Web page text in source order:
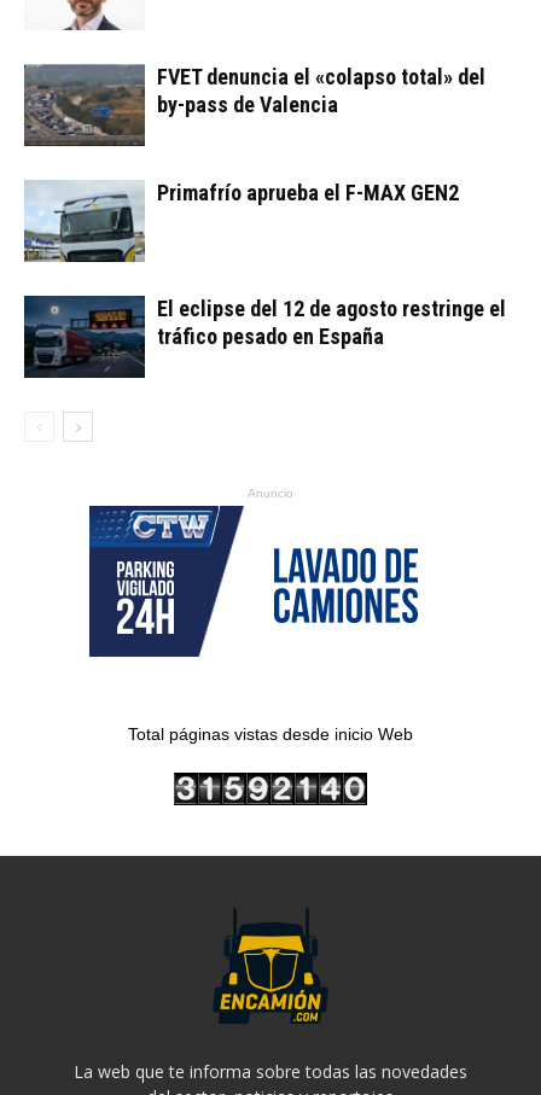
FVET denuncia el «colapso total» del
by-pass de Valencia
Primafrío aprueba el F-MAX GEN2
El eclipse del 12 de agosto restringe el
tráfico pesado en España
Anuncio
Total páginas vistas desde inicio Web
La web que te informa sobre todas las novedades